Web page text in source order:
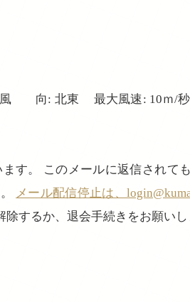
風 向: 北東 最大風速: 10
。 このメールに返信されて
メール配信停止は、
するか、退会手続きをお願いし